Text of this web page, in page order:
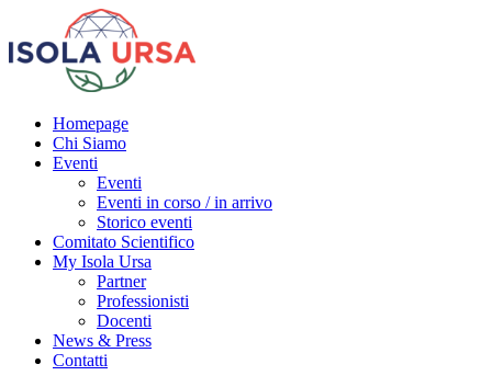
Homepage
Chi Siamo
Eventi
Eventi
Eventi in corso / in arrivo
Storico eventi
Comitato Scientifico
My Isola Ursa
Partner
Professionisti
Docenti
News & Press
Contatti